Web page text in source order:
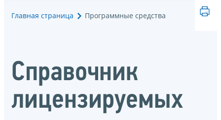
Главная страница Программные средства
Справочник
лицензируемых